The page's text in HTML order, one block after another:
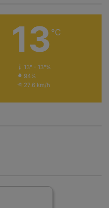
13 ℃
13º - 13º%
94%
27.6 km/h